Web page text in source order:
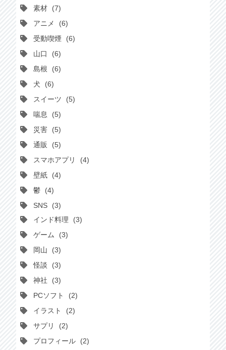
素材
7
アニメ
6
受動喫煙
6
山口
6
島根
6
犬
6
スイーツ
5
喘息
5
災害
5
通販
5
スマホアプリ
4
壁紙
4
鬱
4
SNS
3
インド料理
3
ゲーム
3
岡山
3
怪談
3
神社
3
PCソフト
2
イラスト
2
サプリ
2
プロフィール
2